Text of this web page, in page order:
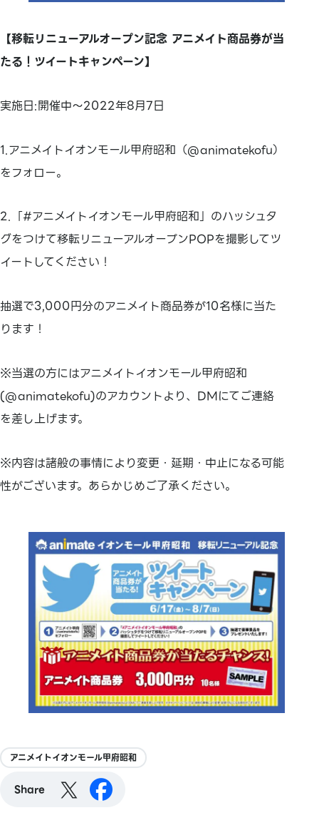
【移転リニューアルオープン記念 アニメイト商品券が当
たる！ツイートキャンペーン】
実施日:開催中～2022年8月7日
1.アニメイトイオンモール甲府昭和（@animatekofu）
をフォロー。
2.「#アニメイトイオンモール甲府昭和」のハッシュタ
グをつけて移転リニューアルオープンPOPを撮影してツ
イートしてください！
抽選で3,000円分のアニメイト商品券が10名様に当た
ります！
※当選の方にはアニメイトイオンモール甲府昭和
(@animatekofu)のアカウントより、DMにてご連絡
を差し上げます。
※内容は諸般の事情により変更・延期・中止になる可能
性がございます。あらかじめご了承ください。
アニメイトイオンモール甲府昭和
Share